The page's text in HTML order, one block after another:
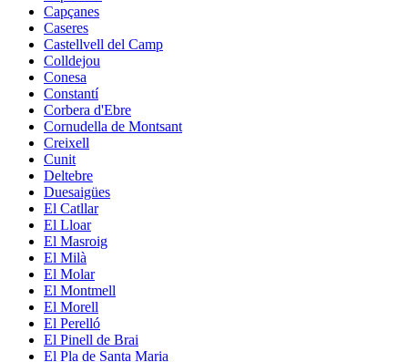
Capçanes
Caseres
Castellvell del Camp
Colldejou
Conesa
Constantí
Corbera d'Ebre
Cornudella de Montsant
Creixell
Cunit
Deltebre
Duesaigües
El Catllar
El Lloar
El Masroig
El Milà
El Molar
El Montmell
El Morell
El Perelló
El Pinell de Brai
El Pla de Santa Maria